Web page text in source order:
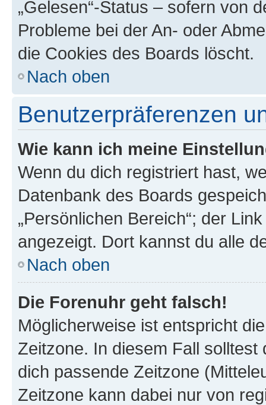
„Gelesen“-Status – sofern von
Probleme bei der An- oder
die Cookies des Boards löscht.
Nach oben
Benutzerpräferenzen
Wie kann ich meine
Wenn du dich registriert hast,
Datenbank des Boards
„Persönlichen Bereich“; der
angezeigt. Dort kannst du alle
Nach oben
Die Forenuhr geht falsch!
Möglicherweise ist entspricht
Zeitzone. In diesem Fall solltest
dich passende Zeitzone
Zeitzone kann dabei nur von